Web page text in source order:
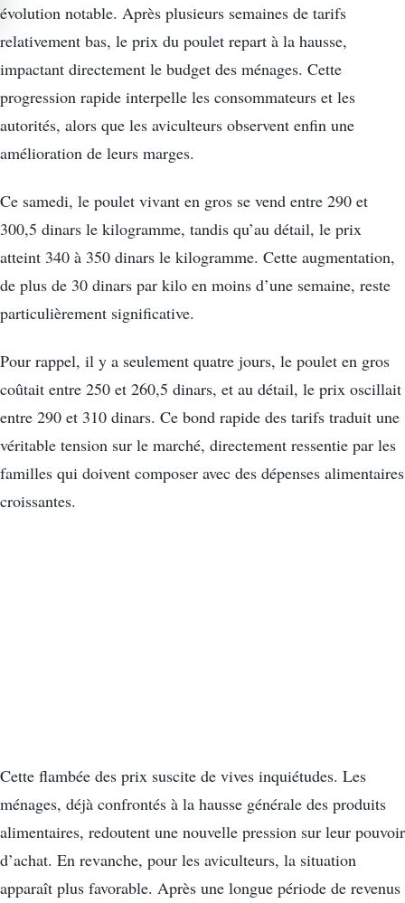
évolution notable. Après plusieurs semaines de tarifs
relativement bas, le prix du poulet repart à la hausse,
impactant directement le budget des ménages. Cette
progression rapide interpelle les consommateurs et les
autorités, alors que les aviculteurs observent enfin une
amélioration de leurs marges.
Ce samedi, le poulet vivant en gros se vend entre 290 et
300,5 dinars le kilogramme, tandis qu’au détail, le prix
atteint 340 à 350 dinars le kilogramme. Cette augmentation,
de plus de 30 dinars par kilo en moins d’une semaine, reste
particulièrement significative.
Pour rappel, il y a seulement quatre jours, le poulet en gros
coûtait entre 250 et 260,5 dinars, et au détail, le prix oscillait
entre 290 et 310 dinars. Ce bond rapide des tarifs traduit une
véritable tension sur le marché, directement ressentie par les
familles qui doivent composer avec des dépenses alimentaires
croissantes.
Cette flambée des prix suscite de vives inquiétudes. Les
ménages, déjà confrontés à la hausse générale des produits
alimentaires, redoutent une nouvelle pression sur leur pouvoir
d’achat. En revanche, pour les aviculteurs, la situation
apparaît plus favorable. Après une longue période de revenus